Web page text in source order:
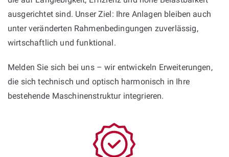
ausgerichtet sind. Unser Ziel: Ihre Anlagen bleiben auch
unter veränderten Rahmenbedingungen zuverlässig,
wirtschaftlich und funktional.
Melden Sie sich bei uns – wir entwickeln Erweiterungen,
die sich technisch und optisch harmonisch in Ihre
bestehende Maschinenstruktur integrieren.